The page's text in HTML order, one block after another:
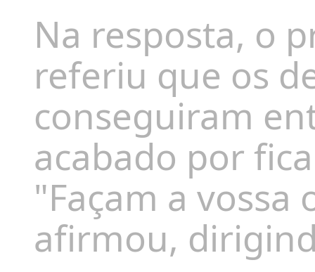
Na resposta, o
referiu que os
conseguiram
acabado por
"Façam a
afirmou,